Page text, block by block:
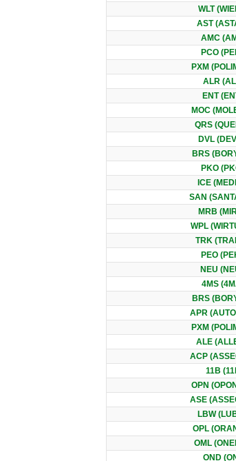
WLT
AST
AMC
PCO
PXM
ALR
ENT
MOC
QRS
DVL
BRS
PKO
ICE
SAN
MRB
WPL
TRK
PEO
NEU
4MS
BRS
APR
PXM
ALE
ACP
11B
OPN
ASE
LBW
OPL
OML
OND